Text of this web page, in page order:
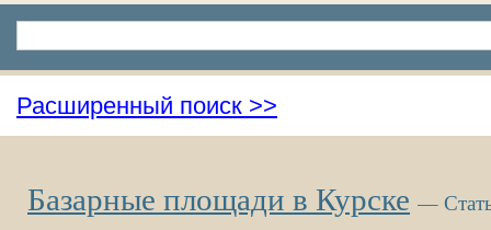
Расширенный поиск >>
Базарные площади в Курске —